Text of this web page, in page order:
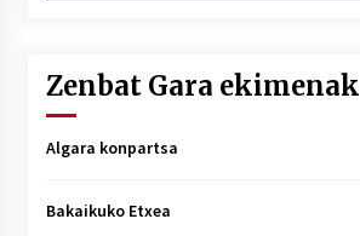
Zenbat Gara ekimenak
Algara konpartsa
Bakaikuko Etxea